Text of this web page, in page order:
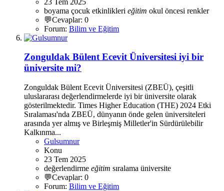
boyama çocuk etkinlikleri eğitim okul öncesi renkler
💬Cevaplar: 0
Forum: Bilim ve Eğitim
Zonguldak Bülent Ecevit Üniversitesi iyi bir
üniversite mi?
Zonguldak Bülent Ecevit Üniversitesi (ZBEÜ), çeşitli
uluslararası değerlendirmelerde iyi bir üniversite olarak
gösterilmektedir. Times Higher Education (THE) 2024 Etki
Sıralaması'nda ZBEÜ, dünyanın önde gelen üniversiteleri
arasında yer almış ve Birleşmiş Milletler'in Sürdürülebilir
Kalkınma...
Gulsumnur
Konu
23 Tem 2025
değerlendirme eğitim sıralama üniversite
💬Cevaplar: 0
Forum: Bilim ve Eğitim